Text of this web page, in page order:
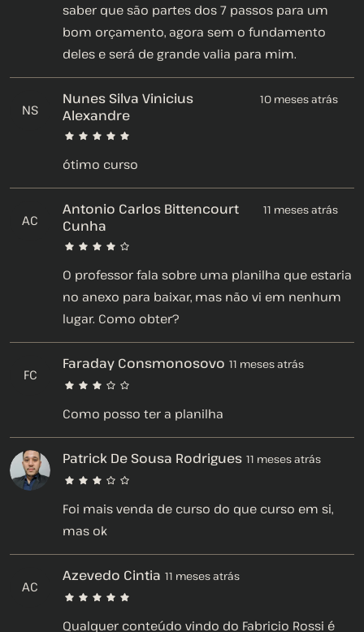
saber que são partes dos 7 passos para um
bom orçamento, agora sem o fundamento
deles e será de grande valia para mim.
NS
Nunes Silva Vinicius
Alexandre
10 meses atrás
ótimo curso
AC
Antonio Carlos Bittencourt
Cunha
11 meses atrás
O professor fala sobre uma planilha que estaria
no anexo para baixar, mas não vi em nenhum
lugar. Como obter?
FC
Faraday Consmonosovo 11 meses atrás
Como posso ter a planilha
Patrick De Sousa Rodrigues 11 meses atrás
Foi mais venda de curso do que curso em si,
mas ok
AC
Azevedo Cintia 11 meses atrás
Qualquer conteúdo vindo do Fabricio Rossi é